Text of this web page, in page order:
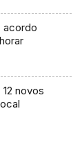
acordo
novos